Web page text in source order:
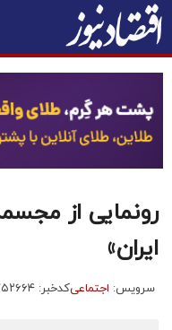
رونمایی از
ایران»
سرویس: اجتماعیکدخبر: ۷۵۲۶۶۴